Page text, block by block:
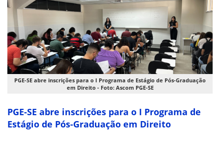
PGE-SE abre inscrições para o I Programa de Estágio de Pós-Graduação
em Direito - Foto: Ascom PGE-SE
PGE-SE abre inscrições para o I Programa de
Estágio de Pós-Graduação em Direito